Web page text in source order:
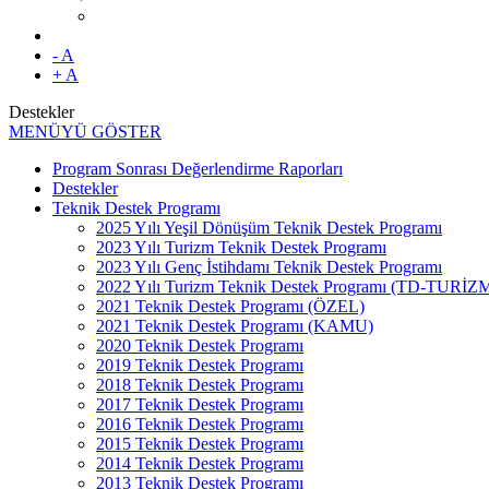
- A
+ A
Destekler
MENÜYÜ GÖSTER
Program Sonrası Değerlendirme Raporları
Destekler
Teknik Destek Programı
2025 Yılı Yeşil Dönüşüm Teknik Destek Programı
2023 Yılı Turizm Teknik Destek Programı
2023 Yılı Genç İstihdamı Teknik Destek Programı
2022 Yılı Turizm Teknik Destek Programı (TD-
2021 Teknik Destek Programı (ÖZEL)
2021 Teknik Destek Programı (KAMU)
2020 Teknik Destek Programı
2019 Teknik Destek Programı
2018 Teknik Destek Programı
2017 Teknik Destek Programı
2016 Teknik Destek Programı
2015 Teknik Destek Programı
2014 Teknik Destek Programı
2013 Teknik Destek Programı